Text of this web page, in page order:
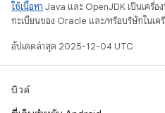
ใช้เนื้อหา Java และ OpenJDK เป็นเครื่อ
ทะเบียนของ Oracle และ/หรือบริษัทในเค
อัปเดตล่าสุด 2025-12-04 UTC
บิวด์